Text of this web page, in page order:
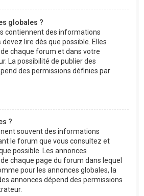
globales ?
contiennent des informations
lire dès que possible. Elles
chaque forum et dans votre
La possibilité de publier des
des permissions définies par
?
souvent des informations
le forum que vous consultez et
possible. Les annonces
chaque page du forum dans lequel
pour les annonces globales, la
annonces dépend des permissions